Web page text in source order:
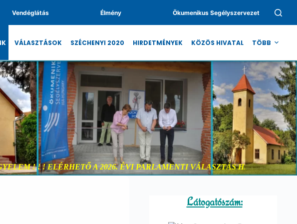
Vendéglátás Élmény Ökumenikus Segélyszervezet
VÁLASZTÁSOK SZÉCHENYI 2020 HIRDETMÉNYEK KÖZÖS HIVATAL TÖBB
A 2026. ÉVI PARLAMENTI VÁLASZTÁS HELYI,
Látogatószám: